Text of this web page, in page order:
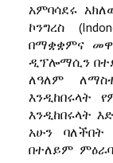
አምባሳደሩ
ኮንግረስ
በማቋቋምና
ዲፕሎማሲን
ለዓለም
እንዲከበሩላት
እንዲከበሩላት
አሁን
በተለይም